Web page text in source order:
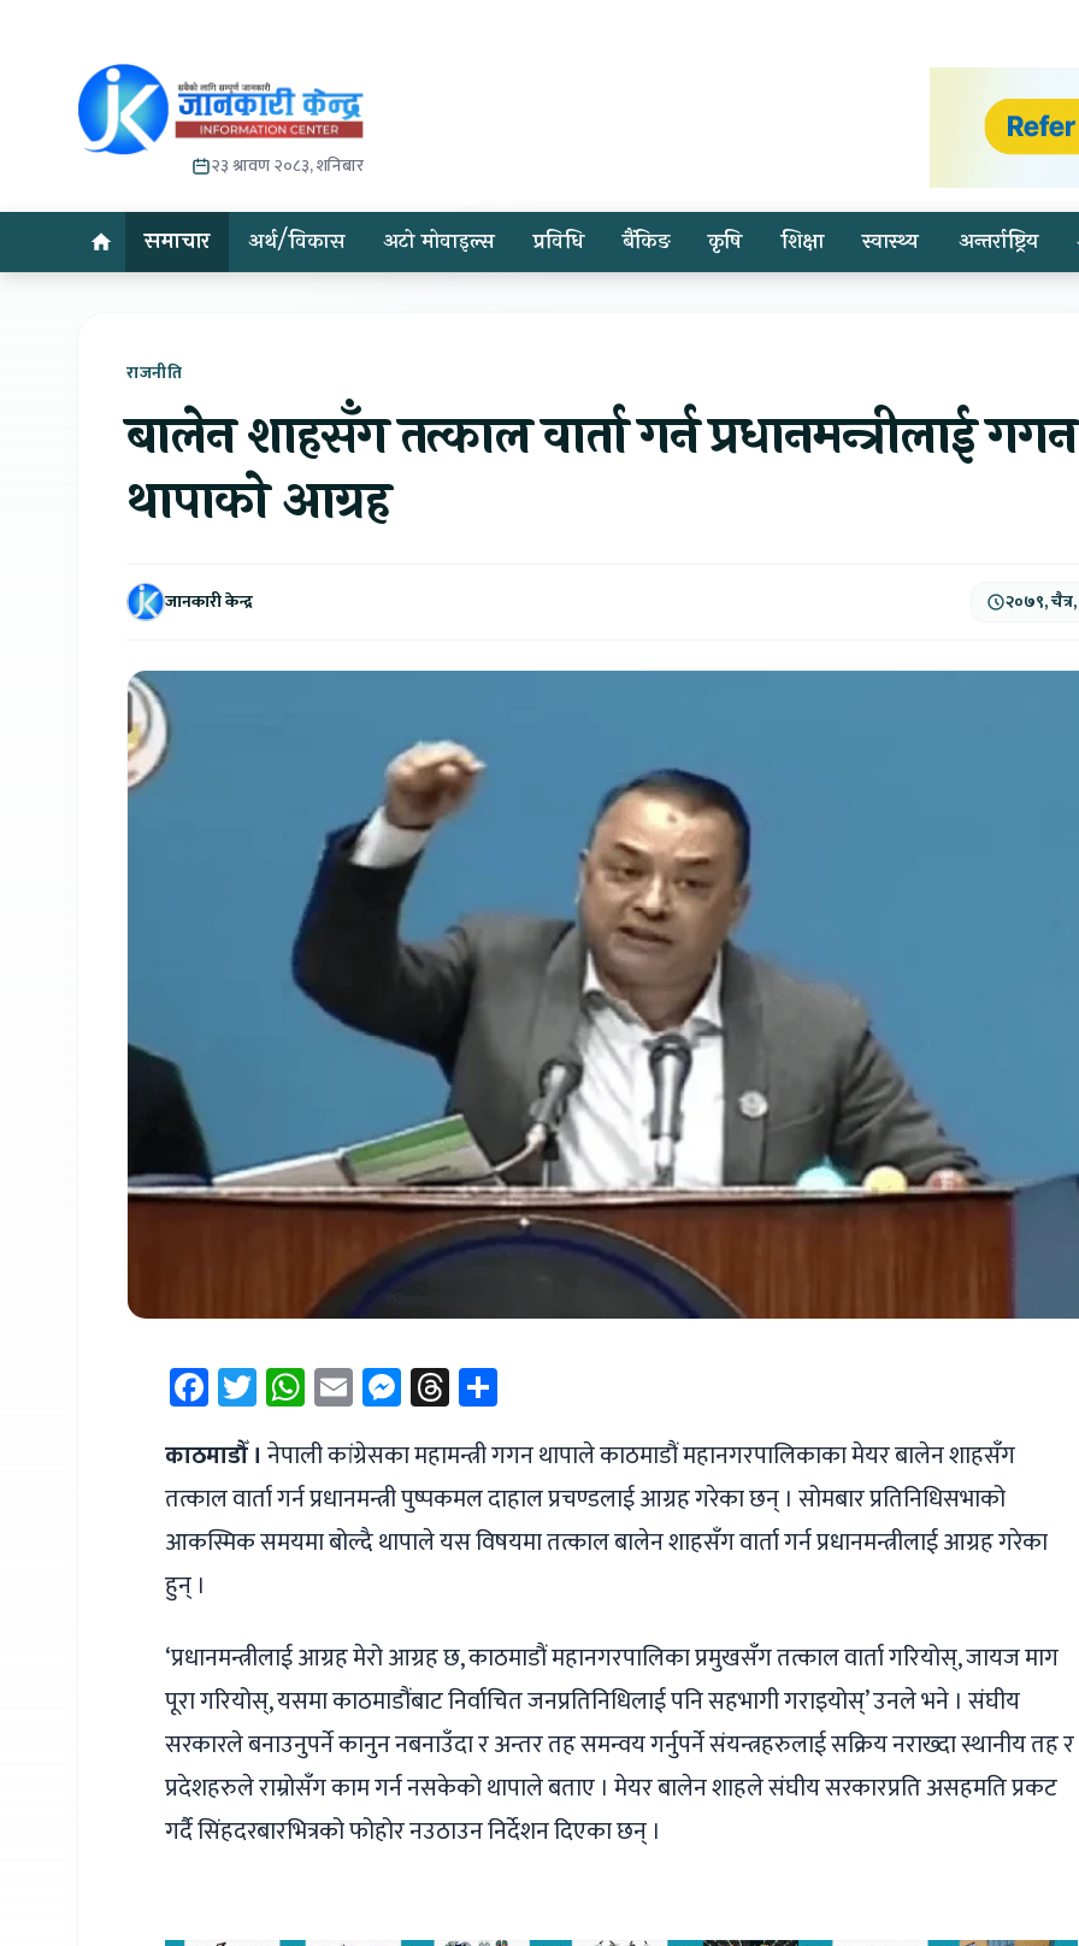
२३ श्रावण २०८३, शनिबार
समाचार अर्थ/विकास अटो मोवाइल्स प्रविधि बैंकिङ कृषि शिक्षा स्वास्थ्य अन्तर्राष्ट्रिय
राजनीति
बालेन शाहसँग तत्काल वार्ता गर्न प्रधानमन्त्रीलाई गगन
थापाको आग्रह
जानकारी केन्द्र २०७९,
Facebook
Twitter
WhatsApp
EmailMessenger
Threads
काठमाडौँ । नेपाली कांग्रेसका महामन्त्री गगन थापाले काठमाडौं महानगरपालिकाका मेयर बालेन शाहसँग
तत्काल वार्ता गर्न प्रधानमन्त्री पुष्पकमल दाहाल प्रचण्डलाई आग्रह गरेका छन् । सोमबार प्रतिनिधिसभाको
आकस्मिक समयमा बोल्दै थापाले यस विषयमा तत्काल बालेन शाहसँग वार्ता गर्न प्रधानमन्त्रीलाई आग्रह गरेका
हुन् ।
‘प्रधानमन्त्रीलाई आग्रह मेरो आग्रह छ, काठमाडौं महानगरपालिका प्रमुखसँग तत्काल वार्ता गरियोस्, जायज माग
पूरा गरियोस्, यसमा काठमाडौंबाट निर्वाचित जनप्रतिनिधिलाई पनि सहभागी गराइयोस्’ उनले भने । संघीय
सरकारले बनाउनुपर्ने कानुन नबनाउँदा र अन्तर तह समन्वय गर्नुपर्ने संयन्त्रहरुलाई सक्रिय नराख्दा स्थानीय तह र
प्रदेशहरुले राम्रोसँग काम गर्न नसकेको थापाले बताए । मेयर बालेन शाहले संघीय सरकारप्रति असहमति प्रकट
गर्दै सिंहदरबारभित्रको फोहोर नउठाउन निर्देशन दिएका छन् ।